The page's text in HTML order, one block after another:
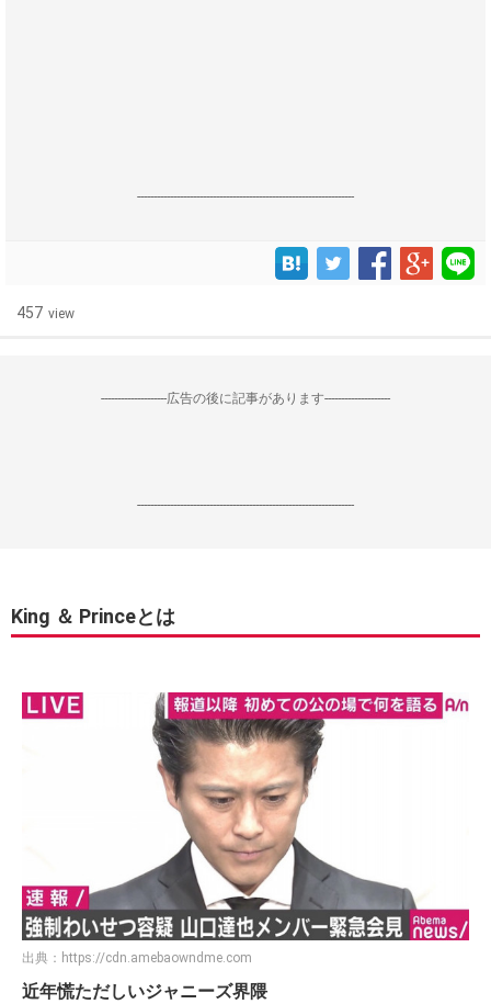
------------------------------------------------------------------
457 view
--------------------広告の後に記事があります--------------------
------------------------------------------------------------------
King ＆ Princeとは
出典： https://cdn.amebaowndme.com
近年慌ただしいジャニーズ界隈